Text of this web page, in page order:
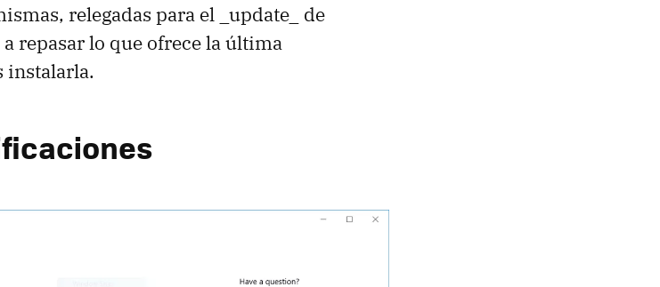
relegadas para el _update_ de
repasar lo que ofrece la última
instalarla.